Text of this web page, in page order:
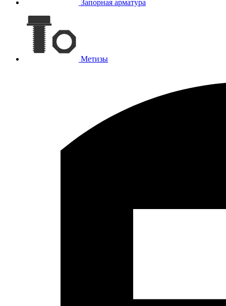
Запорная арматура
Метизы